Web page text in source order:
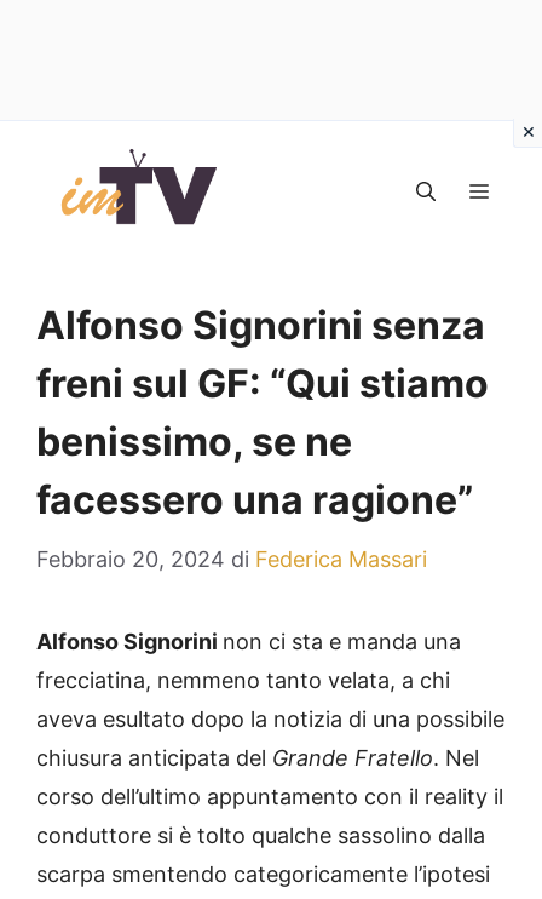
contenuto
Alfonso Signorini senza
freni sul GF: “Qui stiamo
benissimo, se ne
facessero una ragione”
Febbraio 20, 2024 di Federica Massari
Alfonso Signorini non ci sta e manda una
frecciatina, nemmeno tanto velata, a chi
aveva esultato dopo la notizia di una possibile
chiusura anticipata del Grande Fratello. Nel
corso dell’ultimo appuntamento con il reality il
conduttore si è tolto qualche sassolino dalla
scarpa smentendo categoricamente l’ipotesi